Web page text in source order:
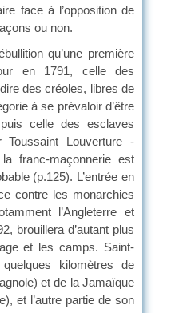
face à l’opposition de
ou non.
qu’une première
en 1791, celle des
des créoles, libres de
à se prévaloir d’être
celle des esclaves
Toussaint Louverture -
franc-maçonnerie est
(p.125). L’entrée en
contre les monarchies
l’Angleterre et
brouillera d’autant plus
et les camps. Saint-
kilomètres de
et de la Jamaïque
et l’autre partie de son